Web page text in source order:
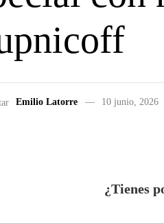
Emilio Latorre 10 junio, 2026
¿Tienes